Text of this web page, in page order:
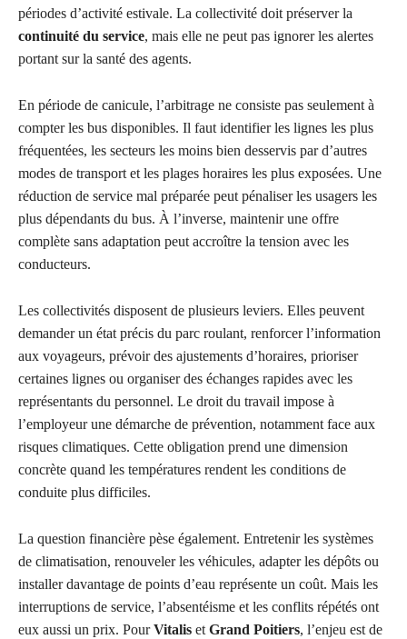
périodes d’activité estivale. La collectivité doit préserver la
continuité du service, mais elle ne peut pas ignorer les alertes
portant sur la santé des agents.
En période de canicule, l’arbitrage ne consiste pas seulement à
compter les bus disponibles. Il faut identifier les lignes les plus
fréquentées, les secteurs les moins bien desservis par d’autres
modes de transport et les plages horaires les plus exposées. Une
réduction de service mal préparée peut pénaliser les usagers les
plus dépendants du bus. À l’inverse, maintenir une offre
complète sans adaptation peut accroître la tension avec les
conducteurs.
Les collectivités disposent de plusieurs leviers. Elles peuvent
demander un état précis du parc roulant, renforcer l’information
aux voyageurs, prévoir des ajustements d’horaires, prioriser
certaines lignes ou organiser des échanges rapides avec les
représentants du personnel. Le droit du travail impose à
l’employeur une démarche de prévention, notamment face aux
risques climatiques. Cette obligation prend une dimension
concrète quand les températures rendent les conditions de
conduite plus difficiles.
La question financière pèse également. Entretenir les systèmes
de climatisation, renouveler les véhicules, adapter les dépôts ou
installer davantage de points d’eau représente un coût. Mais les
interruptions de service, l’absentéisme et les conflits répétés ont
eux aussi un prix. PourVitalis et Grand Poitiers, l’enjeu est de